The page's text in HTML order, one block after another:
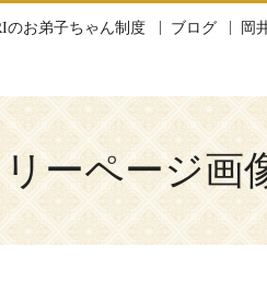
のお弟子ちゃん制度 ブログ 岡
リーページ画